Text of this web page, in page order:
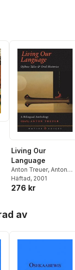
antal röster:
Living Our
Language
Anton Treuer, Anton
Treuer
Häftad, 2001
276 kr
av